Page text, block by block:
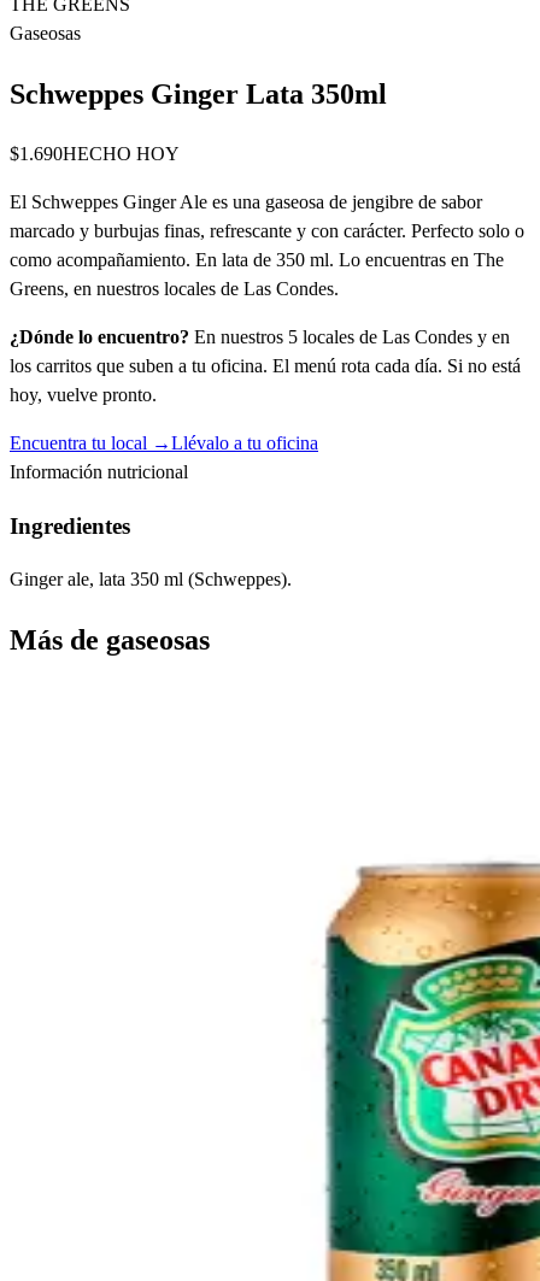
THE GREENS
Gaseosas
Schweppes Ginger Lata 350ml
$1.690HECHO HOY
El Schweppes Ginger Ale es una gaseosa de jengibre de sabor
marcado y burbujas finas, refrescante y con carácter. Perfecto solo o
como acompañamiento. En lata de 350 ml. Lo encuentras en The
Greens, en nuestros locales de Las Condes.
¿Dónde lo encuentro? En nuestros 5 locales de Las Condes y en
los carritos que suben a tu oficina. El menú rota cada día. Si no está
hoy, vuelve pronto.
Encuentra tu local →Llévalo a tu oficina
Información nutricional
Ingredientes
Ginger ale, lata 350 ml (Schweppes).
Más de gaseosas